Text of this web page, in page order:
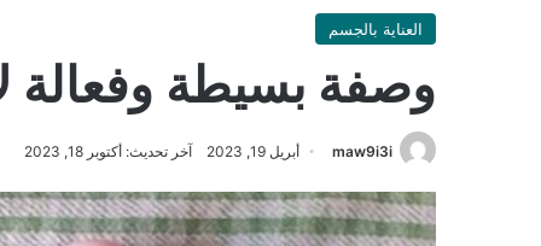
العناية بالجسم
وصفة بسيطة وفعالة
maw9i3i أبريل 19, 2023 آخر تحديث: أكتوبر 18, 2023